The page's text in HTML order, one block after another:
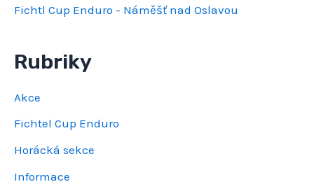
Fichtl Cup Enduro - Náměšť nad Oslavou
Rubriky
Akce
Fichtel Cup Enduro
Horácká sekce
Informace